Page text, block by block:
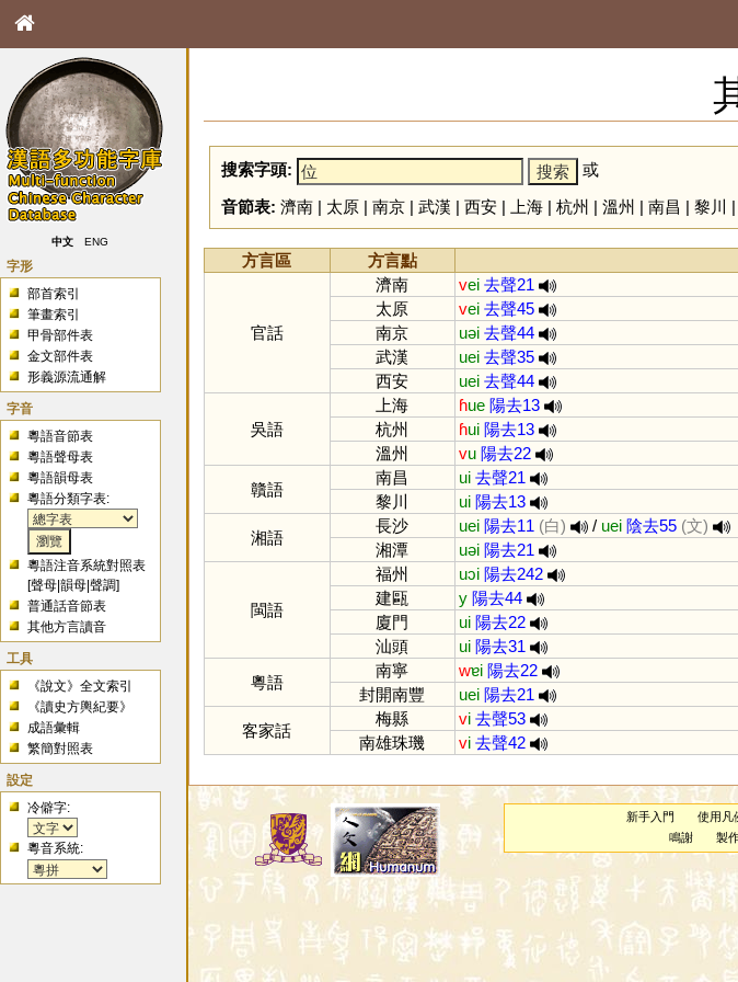
中文 ENG
字形
部首索引
筆畫索引
甲骨部件表
金文部件表
形義源流通解
字音
粵語音節表
粵語聲母表
粵語韻母表
粵語分類字表:
粵語注音系統對照表
[聲母 |韻母 |聲調]
普通話音節表
其他方言讀音
工具
《說文》全文索引
《讀史方輿紀要》
成語彙輯
繁簡對照表
設定
冷僻字:
粵音系統:
搜索字頭:
或
音節表: 濟南| 太原| 南京| 武漢 | 西安| 上海| 杭州 | 溫州 | 南昌 | 黎川 |
方言區 方言點
官話
濟南 vei 去聲21
太原
vei 去聲45
南京
uəi 去聲44
武漢
uei 去聲35
西安
uei 去聲44
吳語
上海 ɦue 陽去13
杭州
ɦui 陽去13
溫州
vu 陽去22
贛語
南昌 ui 去聲21
黎川
ui 陽去13
湘語
長沙 uei 陽去11 (白) / uei 陰去55 (文)
湘潭
uəi 陽去21
閩語
福州 uɔi 陽去242
建甌
y 陽去44
廈門
ui 陽去22
汕頭
ui 陽去31
粵語
南寧 wɐi 陽去22
封開南豐
uei 陽去21
客家話
梅縣 vi 去聲53
南雄珠璣
vi 去聲42
新手入門 使用凡
鳴謝
製